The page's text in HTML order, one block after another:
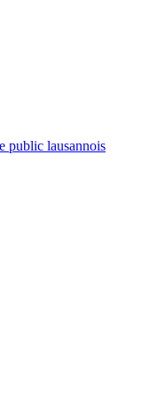
public lausannois